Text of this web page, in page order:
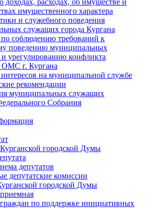
доходах, расходах, об имуществе и
имущественного характера
и служебного поведения
служащих города Кургана
соблюдению требований к
поведению муниципальных
урегулированию конфликта
ОМС г. Кургана
на муниципальной службе
рекомендации
муниципальных служащих
Cобрания
городской Думы
депутатов
депутатские комиссии
городской Думы
по поддержке инициативных